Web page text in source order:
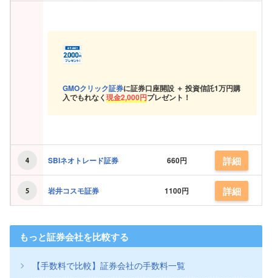
GMOクリック証券に証券口座開設 ＋ 投資信託1万円購
入でもれなく現金2,000円プレゼント！
SBIネオトレード証券 660円 詳細
岩井コスモ証券 1100円 詳細
もっと証券会社を比較する
【手数料で比較】証券会社の手数料一覧